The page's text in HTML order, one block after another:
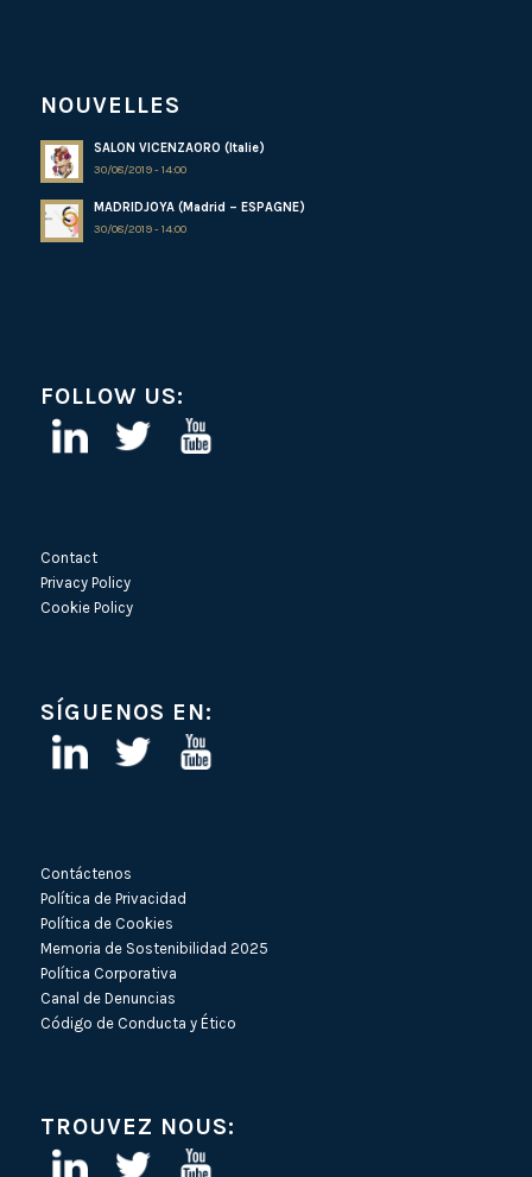
NOUVELLES
SALON VICENZAORO (Italie)
30/08/2019 - 14:00
MADRIDJOYA (Madrid – ESPAGNE)
30/08/2019 - 14:00
FOLLOW US:
Contact
Privacy Policy
Cookie Policy
SÍGUENOS EN:
Contáctenos
Política de Privacidad
Política de Cookies
Memoria de Sostenibilidad 2025
Política Corporativa
Canal de Denuncias
Código de Conducta y Ético
TROUVEZ NOUS: